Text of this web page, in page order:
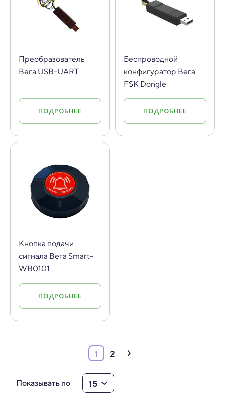
Преобразователь
Вега USB-UART
ПОДРОБНЕЕ
Беспроводной
конфигуратор Вега
FSK Dongle
ПОДРОБНЕЕ
Кнопка подачи
сигнала Вега Smart-
WB0101
ПОДРОБНЕЕ
1 2
Показывать по 15